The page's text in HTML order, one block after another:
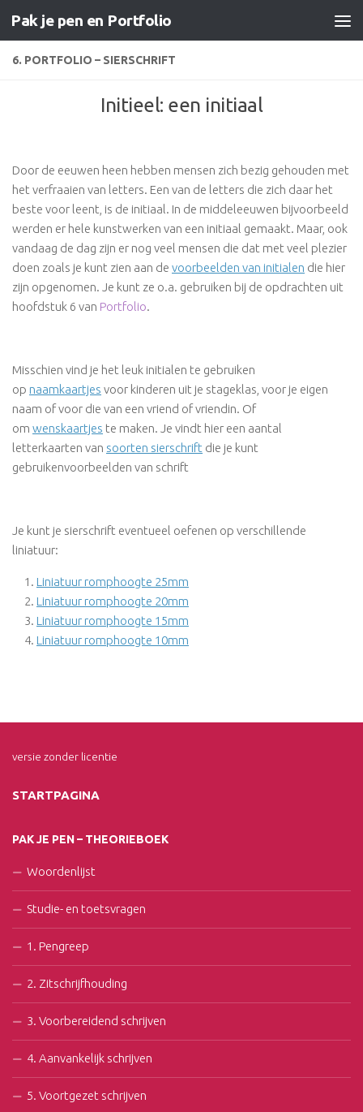
Doorgaan naar inhoud
Pak je pen en Portfolio
6. PORTFOLIO – SIERSCHRIFT
Initieel: een initiaal
Door de eeuwen heen hebben mensen zich bezig gehouden met
het verfraaien van letters. Een van de letters die zich daar het
beste voor leent, is de initiaal. In de middeleeuwen bijvoorbeeld
werden er hele kunstwerken van een initiaal gemaakt. Maar, ook
vandaag de dag zijn er nog veel mensen die dat met veel plezier
doen zoals je kunt zien aan de voorbeelden van initialen die hier
zijn opgenomen. Je kunt ze o.a. gebruiken bij de opdrachten uit
hoofdstuk 6 van Portfolio.
Misschien vind je het leuk initialen te gebruiken
op naamkaartjes voor kinderen uit je stageklas, voor je eigen
naam of voor die van een vriend of vriendin. Of
om wenskaartjes te maken. Je vindt hier een aantal
letterkaarten van soorten sierschrift die je kunt
gebruikenvoorbeelden van schrift
Je kunt je sierschrift eventueel oefenen op verschillende
liniatuur:
Liniatuur romphoogte 25mm
Liniatuur romphoogte 20mm
Liniatuur romphoogte 15mm
Liniatuur romphoogte 10mm
versie zonder licentie
STARTPAGINA
PAK JE PEN – THEORIEBOEK
Woordenlijst
Studie- en toetsvragen
1. Pengreep
2. Zitschrijfhouding
3. Voorbereidend schrijven
4. Aanvankelijk schrijven
5. Voortgezet schrijven